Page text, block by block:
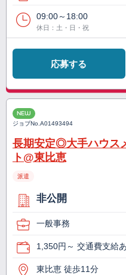
09:00～18:00
休日：土・日・祝
応募する
NEW
ジョブNo.A01493494
長期安定◎大手ハウス
ト@東比恵
派遣
非公開
一般事務
1,350円～ 交通費支給
東比恵 徒歩11分